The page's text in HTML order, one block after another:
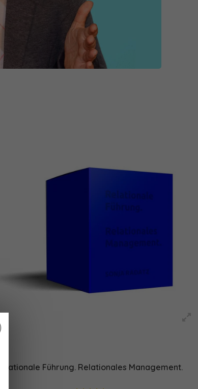
Relationale Führung. Relationales Management.